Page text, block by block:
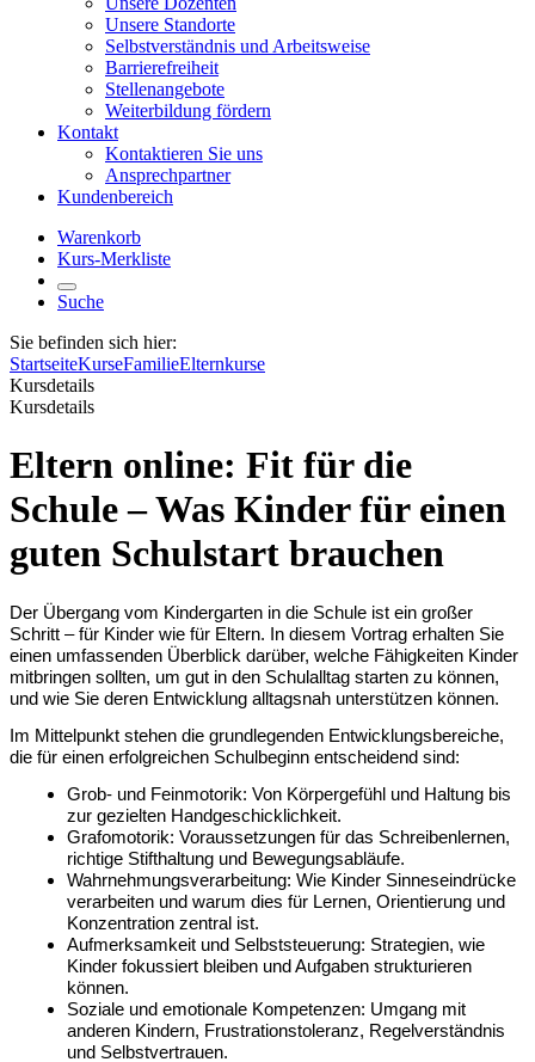
Unsere Standorte
Selbstverständnis und Arbeitsweise
Barrierefreiheit
Stellenangebote
Weiterbildung fördern
Kontakt
Kontaktieren Sie uns
Ansprechpartner
Kundenbereich
Warenkorb
Kurs-Merkliste
Suche
Sie befinden sich hier:
StartseiteKurseFamilieElternkurse
Kursdetails
Kursdetails
Eltern online: Fit für die
Schule – Was Kinder für einen
guten Schulstart brauchen
Der Übergang vom Kindergarten in die Schule ist ein großer
Schritt – für Kinder wie für Eltern. In diesem Vortrag erhalten Sie
einen umfassenden Überblick darüber, welche Fähigkeiten Kinder
mitbringen sollten, um gut in den Schulalltag starten zu können,
und wie Sie deren Entwicklung alltagsnah unterstützen können.
Im Mittelpunkt stehen die grundlegenden Entwicklungsbereiche,
die für einen erfolgreichen Schulbeginn entscheidend sind:
Grob- und Feinmotorik: Von Körpergefühl und Haltung bis
zur gezielten Handgeschicklichkeit.
Grafomotorik: Voraussetzungen für das Schreibenlernen,
richtige Stifthaltung und Bewegungsabläufe.
Wahrnehmungsverarbeitung: Wie Kinder Sinneseindrücke
verarbeiten und warum dies für Lernen, Orientierung und
Konzentration zentral ist.
Aufmerksamkeit und Selbststeuerung: Strategien, wie
Kinder fokussiert bleiben und Aufgaben strukturieren
können.
Soziale und emotionale Kompetenzen: Umgang mit
anderen Kindern, Frustrationstoleranz, Regelverständnis
und Selbstvertrauen.